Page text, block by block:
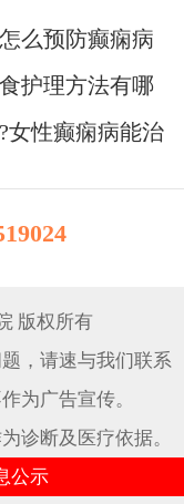
么预防癫痫病
护理方法有哪
女性癫痫病能治
版权所有
，请速与我们联系
为广告宣传。
诊断及医疗依据。
公示